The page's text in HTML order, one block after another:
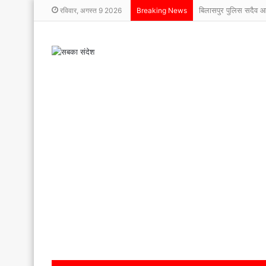
रविवार, अगस्त 9 2026 Breaking News बिलासपुर पुलिस सदैव